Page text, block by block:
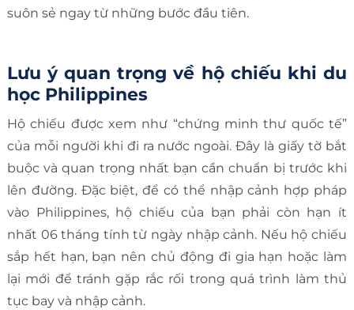
suôn sẻ ngay từ những bước đầu tiên.
Lưu ý quan trọng về hộ chiếu khi du
học Philippines
Hộ chiếu được xem như “chứng minh thư quốc tế”
của mỗi người khi đi ra nước ngoài. Đây là giấy tờ bắt
buộc và quan trọng nhất bạn cần chuẩn bị trước khi
lên đường. Đặc biệt, để có thể nhập cảnh hợp pháp
vào Philippines, hộ chiếu của bạn phải còn hạn ít
nhất 06 tháng tính từ ngày nhập cảnh. Nếu hộ chiếu
sắp hết hạn, bạn nên chủ động đi gia hạn hoặc làm
lại mới để tránh gặp rắc rối trong quá trình làm thủ
tục bay và nhập cảnh.